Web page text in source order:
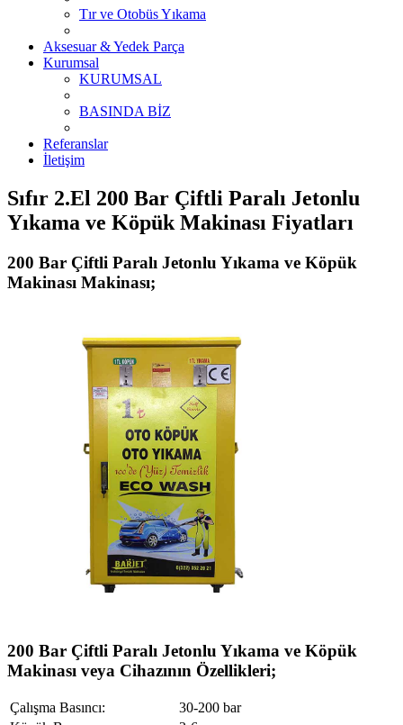
Tır ve Otobüs Yıkama
Aksesuar & Yedek Parça
Kurumsal
KURUMSAL
BASINDA BİZ
Referanslar
İletişim
Sıfır 2.El 200 Bar Çiftli Paralı Jetonlu
Yıkama ve Köpük Makinası Fiyatları
200 Bar Çiftli Paralı Jetonlu Yıkama ve Köpük
Makinası Makinası;
200 Bar Çiftli Paralı Jetonlu Yıkama ve Köpük
Makinası veya Cihazının Özellikleri;
Çalışma Basıncı:
30-200 bar